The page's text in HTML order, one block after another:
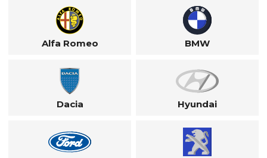
Alfa Romeo BMW
Dacia Hyundai